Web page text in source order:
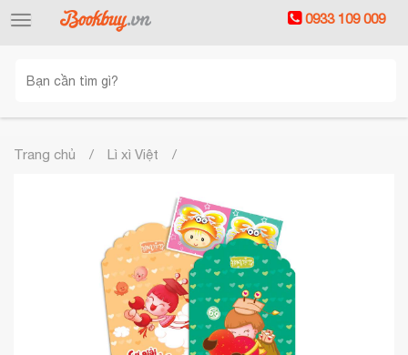
Toggle
0933 109 009
Trang chủ Lì xì Việt